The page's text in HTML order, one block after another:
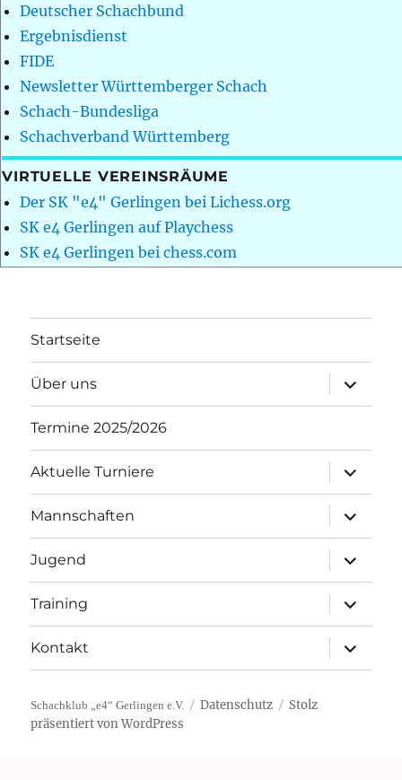
Deutscher Schachbund
Ergebnisdienst
FIDE
Newsletter Württemberger Schach
Schach-Bundesliga
Schachverband Württemberg
VIRTUELLE VEREINSRÄUME
Der SK "e4" Gerlingen bei Lichess.org
SK e4 Gerlingen auf Playchess
SK e4 Gerlingen bei chess.com
Startseite
Über uns
öffnen
Termine 2025/2026
Aktuelle Turniere
öffnen
Mannschaften
öffnen
Jugend
öffnen
Training
öffnen
Kontakt
öffnen
Schachklub „e4“ Gerlingen e.V. Datenschutz
Stolz
präsentiert von WordPress